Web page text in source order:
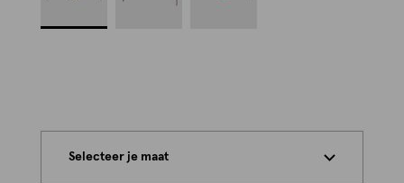
Selecteer je maat